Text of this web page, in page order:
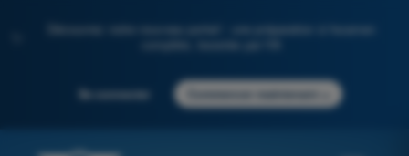
Découvrez notre nouveau portail : une préparation à l'examen
Se connecter Commencer maintenant